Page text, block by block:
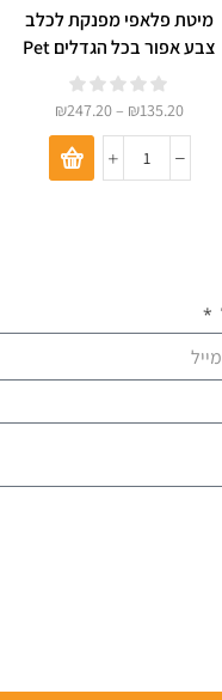
מיטת פלאפי מפנקת לכלב
צבע אפור בכל הגדלים Pet
Deluxe 07
₪135.20
–
₪247.20